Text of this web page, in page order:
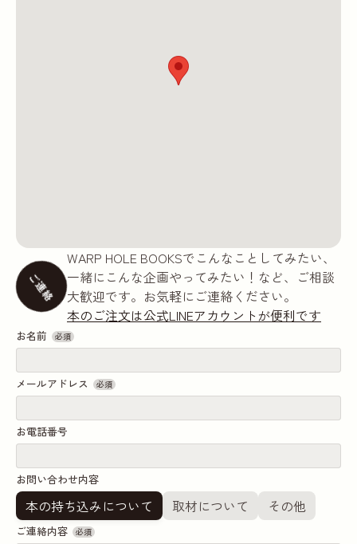
ご連絡
WARP HOLE BOOKSでこんなことしてみたい、
一緒にこんな企画やってみたい！など、ご相談
大歓迎です。お気軽にご連絡ください。
本のご注文は公式LINEアカウントが便利です
お名前 必須
メールアドレス 必須
お電話番号
お問い合わせ内容
本の持ち込みについて 取材について その他
ご連絡内容 必須